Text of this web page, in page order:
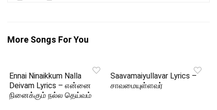
More Songs For You
Ennai Ninaikkum Nalla
Deivam Lyrics – என்னை
நினைக்கும் நல்ல தெய்வம்
Saavamaiyullavar Lyrics –
சாவமையுள்ளவர்